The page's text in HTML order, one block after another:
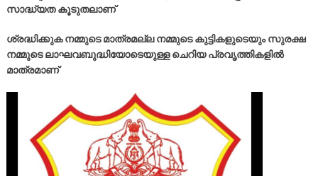
സാദ്ധ്യത കൂടുതലാണ്
ശ്രദ്ധിക്കുക നമ്മുടെ മാത്രമല്ല നമ്മുടെ കുട്ടികളുടെയും സുരക്ഷ
നമ്മുടെ ലാഘവബുദ്ധിയോടെയുള്ള ചെറിയ പ്രവൃത്തികളിൽ
മാത്രമാണ്